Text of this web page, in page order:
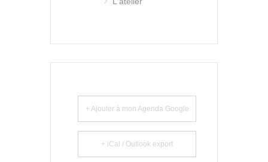
+ Ajouter à mon Agenda Google
+ iCal / Outlook export